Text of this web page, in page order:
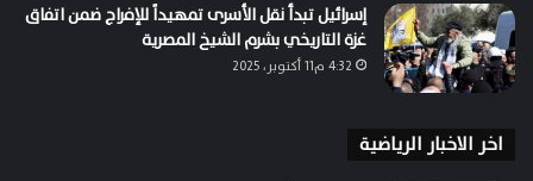
إسرائيل تبدأ نقل الأسرى تمهيداً للإفراج ضمن اتفاق
غزة التاريخي بشرم الشيخ المصرية
4:32 م11 أكتوبر، 2025
اخر الاخبار الرياضية